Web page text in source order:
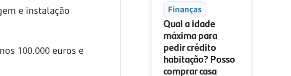
e instalação
100.000 euros e
Finanças
Qual a idade
máxima para
pedir crédito
habitação? Posso
comprar casa